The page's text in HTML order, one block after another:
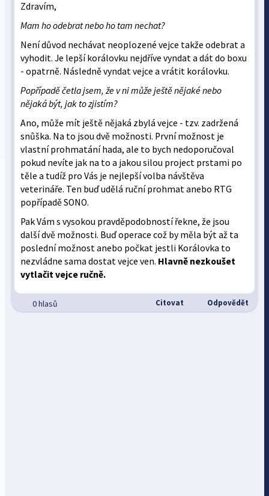
Zdravím,
Mam ho odebrat nebo ho tam nechat?
Není důvod nechávat neoplozené vejce takže odebrat a
vyhodit. Je lepší korálovku nejdříve vyndat a dát do boxu
- opatrně. Následně vyndat vejce a vrátit korálovku.
Popřípadě četla jsem, že v ni může ještě nějaké nebo
nějaká být, jak to zjistím?
Ano, může mít ještě nějaká zbylá vejce - tzv. zadržená
snůška. Na to jsou dvě možnosti. První možnost je
vlastní prohmatání hada, ale to bych nedoporučoval
pokud nevíte jak na to a jakou silou project prstami po
těle a tudíž pro Vás je nejlepší volba návštěva
veterináře. Ten buď udělá ruční prohmat anebo RTG
popřípadě SONO.
Pak Vám s vysokou pravděpodobností řekne, že jsou
další dvě možnosti. Buď operace což by měla být až ta
poslední možnost anebo počkat jestli Korálovka to
nezvládne sama dostat vejce ven. Hlavně nezkoušet
vytlačit vejce ručně.
0 hlasů Citovat Odpovědět